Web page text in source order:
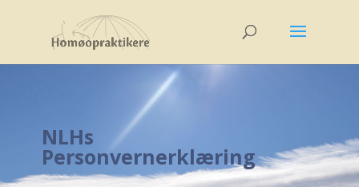
NLHs
Personvernerklæring